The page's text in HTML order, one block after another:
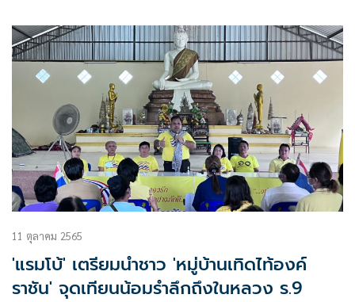
มหาภูมิพลอดุลยเดชมหาราช บรมนารถบพิตรวันที่ ๑๓ ตุลาคม
๒๕๖๕
11 ตุลาคม 2565
'แรมโบ้' เตรียมนำชาว 'หมู่บ้านเทิดไท้องค์
ราชัน' จุดเทียนน้อมรำลึกถึงในหลวง ร.9